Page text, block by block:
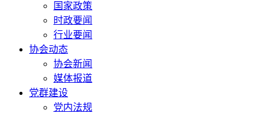
国家政策
时政要闻
行业要闻
协会动态
协会新闻
媒体报道
党群建设
党内法规